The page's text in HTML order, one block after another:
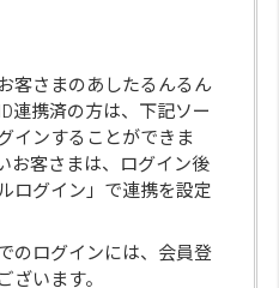
客さまのあしたるんるん
連携済の方は、下記ソー
インすることができま
お客さまは、ログイン後
ログイン」で連携を設定
のログインには、会員登
ざいます。